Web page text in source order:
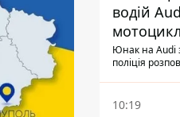
водій
10-
Юнак на Audi
поліція
10:19